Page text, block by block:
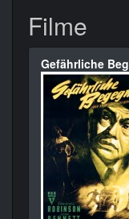
Filme
Gefährliche